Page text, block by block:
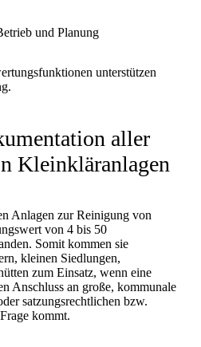
und Planung
unterstützen
aller
Kleinkläranlagen
Anlagen zur Reinigung von
von 4 bis 50
Somit kommen sie
kleinen Siedlungen,
zum Einsatz, wenn eine
Anschluss an große, kommunale
satzungsrechtlichen bzw.
kommt.